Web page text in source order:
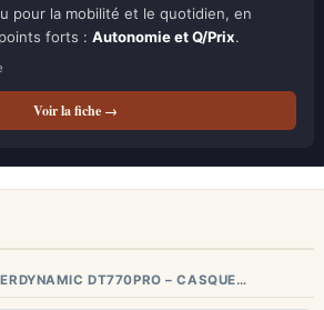
pour la mobilité et le quotidien, en
forts : Autonomie et Q/Prix.
Voir la fiche →
DT770PRO – CASQUE…